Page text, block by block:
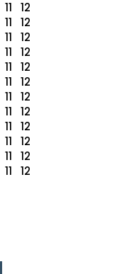
11
12
11
12
11
12
11
12
11
12
11
12
11
12
11
12
11
12
11
12
11
12
11 12